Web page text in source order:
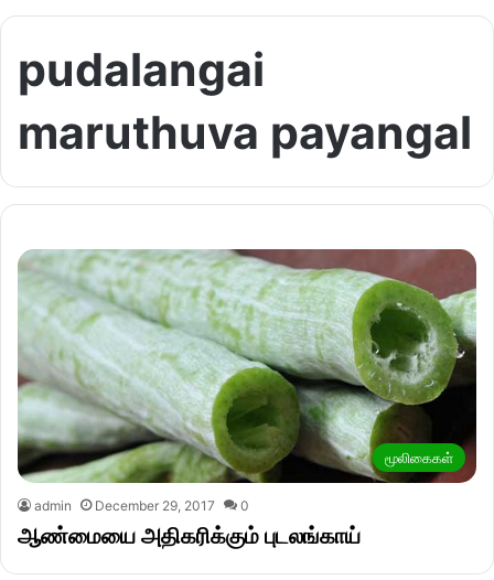
pudalangai
maruthuva payangal
மூலிகைகள்
admin December 29, 2017 0
ஆண்மையை அதிகரிக்கும் புடலங்காய்